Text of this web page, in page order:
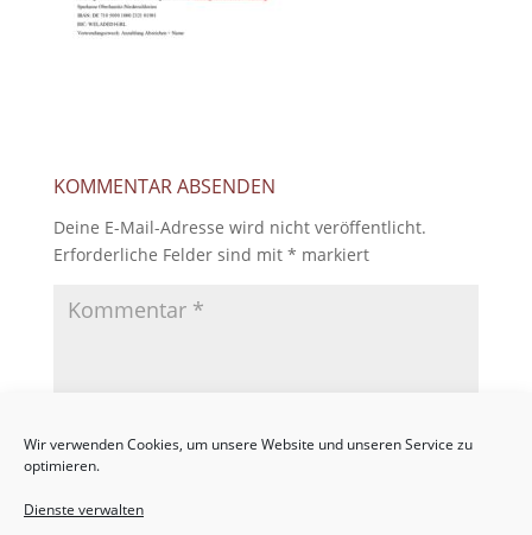
Wir verwenden Cookies, um unsere Website und unseren Service zu
optimieren.
Dienste verwalten
KOMMENTAR ABSENDEN
Deine E-Mail-Adresse wird nicht veröffentlicht.
Erforderliche Felder sind mit * markiert